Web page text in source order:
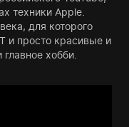
техники Apple.
для которого
и просто красивые и
хобби.